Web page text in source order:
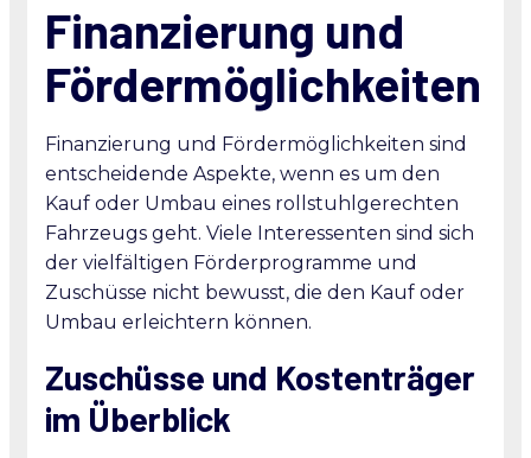
Finanzierung und
Fördermöglichkeiten
Finanzierung und Fördermöglichkeiten sind
entscheidende Aspekte, wenn es um den
Kauf oder Umbau eines rollstuhlgerechten
Fahrzeugs geht. Viele Interessenten sind sich
der vielfältigen Förderprogramme und
Zuschüsse nicht bewusst, die den Kauf oder
Umbau erleichtern können.
Zuschüsse und Kostenträger
im Überblick